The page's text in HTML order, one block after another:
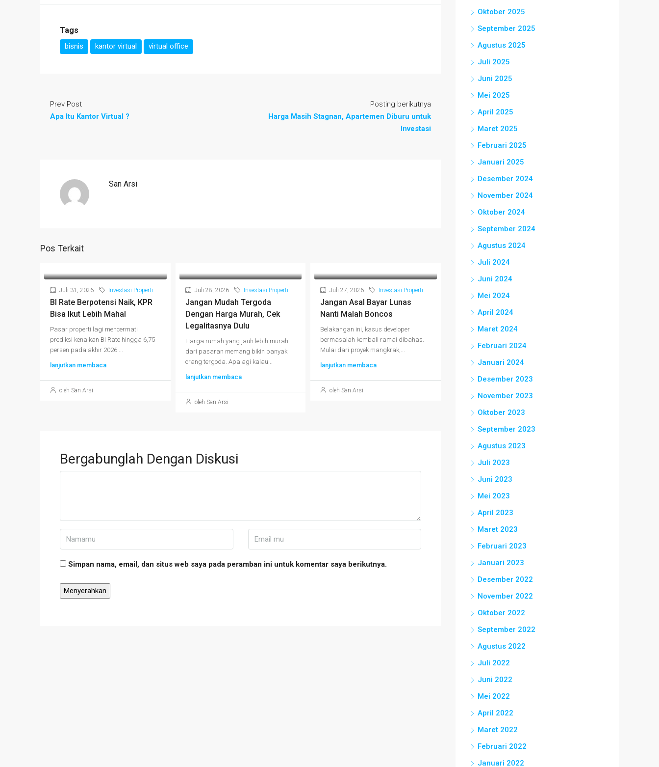
Tags
bisnis kantor virtual virtual office
Prev Post
Apa Itu Kantor Virtual ?
Posting berikutnya
Harga Masih Stagnan, Apartemen Diburu untuk
Investasi
San Arsi
Pos Terkait
Juli 31, 2026 Investasi Properti
BI Rate Berpotensi Naik, KPR
Bisa Ikut Lebih Mahal
Pasar properti lagi mencermati
prediksi kenaikan BI Rate hingga 6,75
persen pada akhir 2026....
lanjutkan membaca
oleh San Arsi
Juli 28, 2026 Investasi Properti
Jangan Mudah Tergoda
Dengan Harga Murah, Cek
Legalitasnya Dulu
Harga rumah yang jauh lebih murah
dari pasaran memang bikin banyak
orang tergoda. Apalagi kalau...
lanjutkan membaca
oleh San Arsi
Juli 27, 2026 Investasi Properti
Jangan Asal Bayar Lunas
Nanti Malah Boncos
Belakangan ini, kasus developer
bermasalah kembali ramai dibahas.
Mulai dari proyek mangkrak,...
lanjutkan membaca
oleh San Arsi
Bergabunglah Dengan Diskusi
Simpan nama, email, dan situs web saya pada peramban ini untuk komentar saya berikutnya.
Oktober 2025
September 2025
Agustus 2025
Juli 2025
Juni 2025
Mei 2025
April 2025
Maret 2025
Februari 2025
Januari 2025
Desember 2024
November 2024
Oktober 2024
September 2024
Agustus 2024
Juli 2024
Juni 2024
Mei 2024
April 2024
Maret 2024
Februari 2024
Januari 2024
Desember 2023
November 2023
Oktober 2023
September 2023
Agustus 2023
Juli 2023
Juni 2023
Mei 2023
April 2023
Maret 2023
Februari 2023
Januari 2023
Desember 2022
November 2022
Oktober 2022
September 2022
Agustus 2022
Juli 2022
Juni 2022
Mei 2022
April 2022
Maret 2022
Februari 2022
Januari 2022